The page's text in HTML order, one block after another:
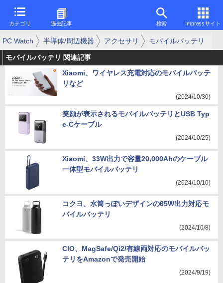
カテゴリ 過去記事 検索 Impressサイト
PC Watch 半導体/周辺機器 アクセサリ モバイルバッテリ
モバイルバッテリ 関連記事
Xiaomi、ワイヤレス充電対応のモバイルバッテ
リなど
(2024/10/30)
笑顔が表示されるモバイルバッテリとUSB Typ
e-Cケーブル
(2024/10/25)
Xiaomi、33W出力で容量20,000Ahのケーブル
一体型モバイルバッテリ
(2024/10/10)
コクヨ、水筒っぽいデザインの65W出力対応モ
バイルバッテリ
(2024/10/8)
CIO、MagSafe/Qi2/有線両対応のモバイルバッ
テリをAmazonで発売開始
(2024/9/19)